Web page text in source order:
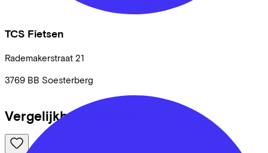
TCS Fietsen
Rademakerstraat 21
3769 BB Soesterberg
Vergelijkbare fietsen